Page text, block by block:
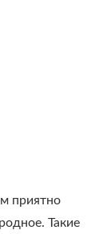
приятно
Такие